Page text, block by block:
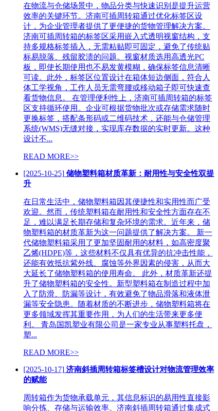
在物流与仓储场景中，物品分类与快速识别是提升运营
效率的关键环节。济南可插周转箱通过优化标签区设
计，为企业管理者提供了更便捷的货物管理解决方案。
济南可插周转箱的标签区采用嵌入式透明视窗结构，支
持多规格标签插入，无需粘贴即可固定，避免了传统贴
标易脱落、残留胶渍的问题。视窗材质选用高透光PC
板，即使长期使用也不易发黄模糊，确保标签信息清晰
可读。此外，标签区位置设计在箱体短边侧面，符合人
体工学视角，工作人员无需弯腰或移动箱子即可快速查
看货物信息。 在管理便利性上，济南可插周转箱的标签
区支持循环使用。企业可根据货物批次或存储需求随时
更换标签，搭配条形码或二维码技术，还能与仓储管理
系统(WMS)无缝对接，实现库存数据的实时更新。这种
设计不...
READ MORE>>
[2025-10-25] 储物塑料箱材质革新：耐用性与安全性双提
升
在日常生活中，储物塑料箱因其便捷性和实用性而广受
欢迎。然而，传统塑料箱在耐用性和安全性方面存在不
足，难以满足长期存储和复杂环境的需求。近年来，储
物塑料箱的材质革新为这一问题提供了解决方案。 新一
代储物塑料箱采用了更加坚固耐用的材料，如高密度聚
乙烯(HDPE)等，这些材料不仅具有优异的抗冲击性能，
还能有效抵抗紫外线、腐蚀等外界因素的侵害，从而大
大延长了储物塑料箱的使用寿命。 此外，材质革新还提
升了储物塑料箱的安全性。新型塑料箱在制造过程中加
入了防滑、防漏等设计，有效避免了物品滑落和液体泄
漏等安全隐患。随着材质的不断进步，储物塑料箱将在
更多领域发挥其重要作用，为人们的生活带来更多便
利。 青岛国凯塑业有限公司是一家专业从事塑料托盘，
塑...
READ MORE>>
[2025-10-17] 济南斜插周转箱标签槽设计对物流管理效率
的赋能
周转箱作为货物承载单元，其信息标识的易用性直接影
响分拣、存储与运输效率。济南斜插周转箱通过集成式